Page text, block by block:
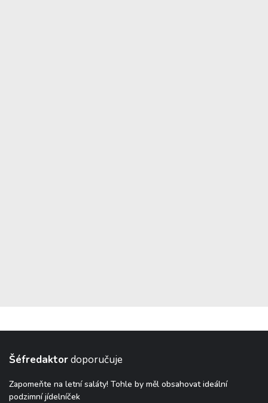
Šéfredaktordoporučuje
Zapomeňte na letní saláty! Tohle by měl obsahovat ideální
podzimní jídelníček